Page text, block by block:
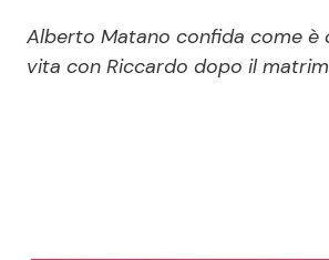
Persone Scomparse
Alberto Matano confida come è
vita con Riccardo dopo il